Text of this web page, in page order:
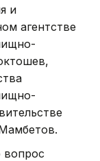
и
агентстве
вопрос